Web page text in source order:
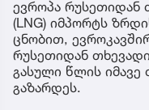
ევროპა რუსეთიდან
(LNG) იმპორტს
ცნობით,
რუსეთიდან
გასული წლის
გაზარდეს.